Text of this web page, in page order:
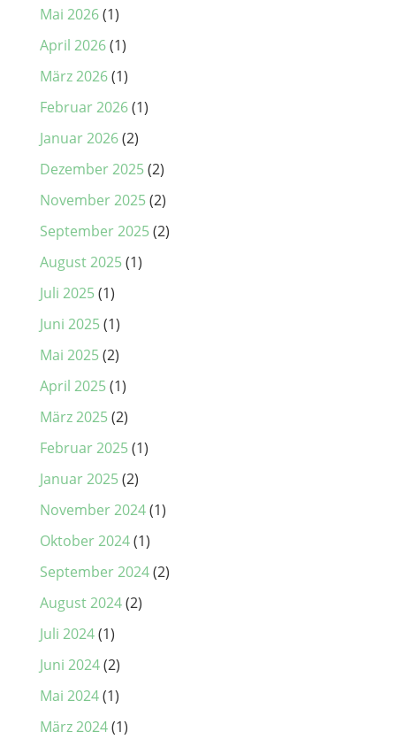
Mai 2026(1)
April 2026(1)
März 2026(1)
Februar 2026(1)
Januar 2026(2)
Dezember 2025(2)
November 2025(2)
September 2025(2)
August 2025(1)
Juli 2025(1)
Juni 2025(1)
Mai 2025(2)
April 2025(1)
März 2025(2)
Februar 2025(1)
Januar 2025(2)
November 2024(1)
Oktober 2024(1)
September 2024(2)
August 2024(2)
Juli 2024(1)
Juni 2024(2)
Mai 2024(1)
März 2024(1)